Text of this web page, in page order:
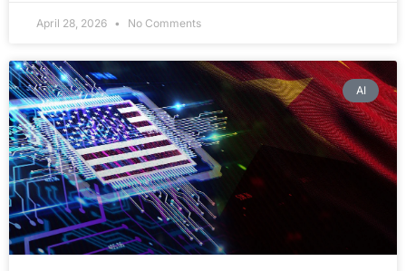
April 28, 2026 No Comments
AI